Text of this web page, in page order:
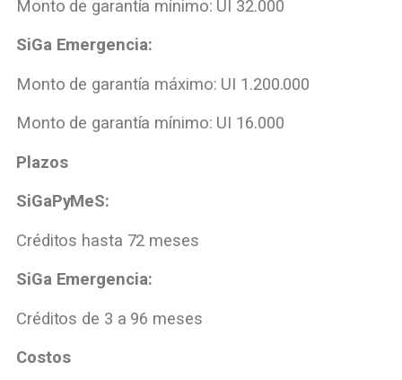
Monto de garantía mínimo: UI 32.000
SiGa Emergencia:
Monto de garantía máximo: UI 1.200.000
Monto de garantía mínimo: UI 16.000
Plazos
SiGaPyMeS:
Créditos hasta 72 meses
SiGa Emergencia:
Créditos de 3 a 96 meses
Costos